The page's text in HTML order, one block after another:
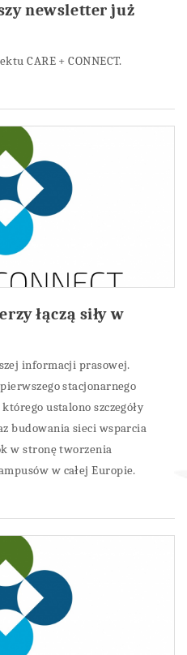
newsletter już
CARE + CONNECT.
łączą siły w
informacji prasowej.
stacjonarnego
ustalono szczegóły
budowania sieci wsparcia
w stronę tworzenia
w całej Europie.